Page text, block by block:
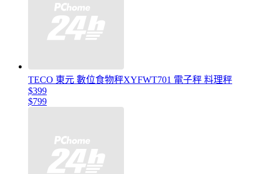
TECO 東元 數位食物秤XYFWT701 電子秤 料理秤
$399
$799